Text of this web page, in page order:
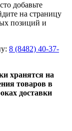
добавьте
на страницу
позиций и
8 (8482) 40-37-
хранятся на
товаров в
доставки